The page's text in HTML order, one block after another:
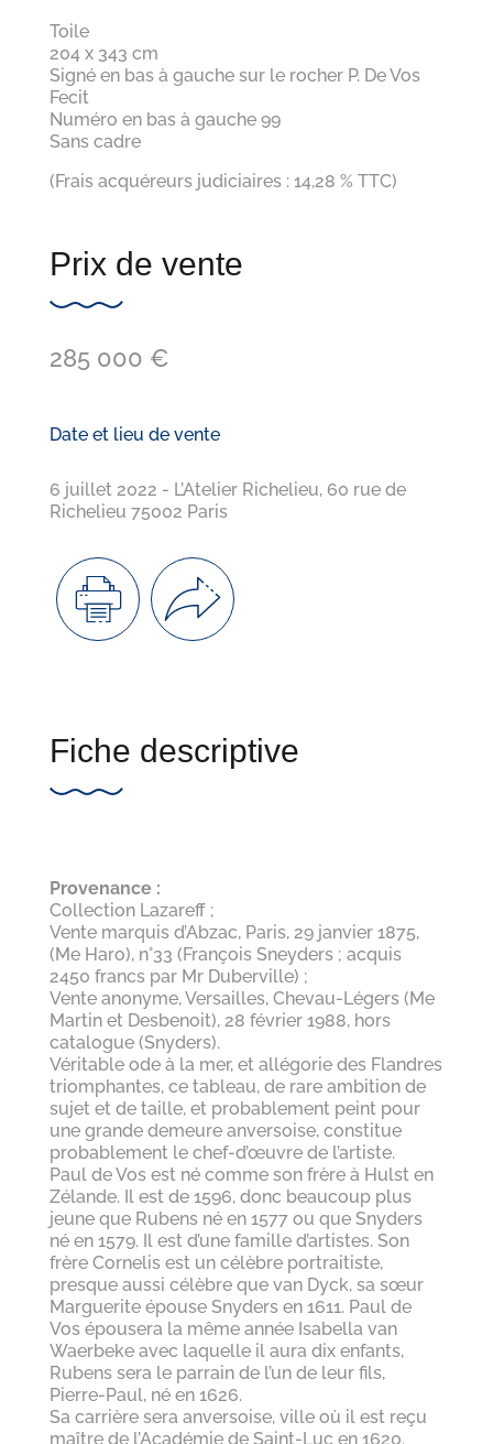
Toile
204 x 343 cm
Signé en bas à gauche sur le rocher P. De Vos
Fecit
Numéro en bas à gauche 99
Sans cadre
(Frais acquéreurs judiciaires : 14,28 % TTC)
Prix de vente
285 000 €
Date et lieu de vente
6 juillet 2022 - L’Atelier Richelieu, 60 rue de
Richelieu 75002 Paris
Fiche descriptive
Provenance :
Collection Lazareff ;
Vente marquis d’Abzac, Paris, 29 janvier 1875,
(Me Haro), n°33 (François Sneyders ; acquis
2450 francs par Mr Duberville) ;
Vente anonyme, Versailles, Chevau-Légers (Me
Martin et Desbenoit), 28 février 1988, hors
catalogue (Snyders).
Véritable ode à la mer, et allégorie des Flandres
triomphantes, ce tableau, de rare ambition de
sujet et de taille, et probablement peint pour
une grande demeure anversoise, constitue
probablement le chef-d’œuvre de l’artiste.
Paul de Vos est né comme son frère à Hulst en
Zélande. Il est de 1596, donc beaucoup plus
jeune que Rubens né en 1577 ou que Snyders
né en 1579. Il est d’une famille d’artistes. Son
frère Cornelis est un célèbre portraitiste,
presque aussi célèbre que van Dyck, sa sœur
Marguerite épouse Snyders en 1611. Paul de
Vos épousera la même année Isabella van
Waerbeke avec laquelle il aura dix enfants,
Rubens sera le parrain de l’un de leur fils,
Pierre-Paul, né en 1626.
Sa carrière sera anversoise, ville où il est reçu
maître de l’Académie de Saint-Luc en 1620.